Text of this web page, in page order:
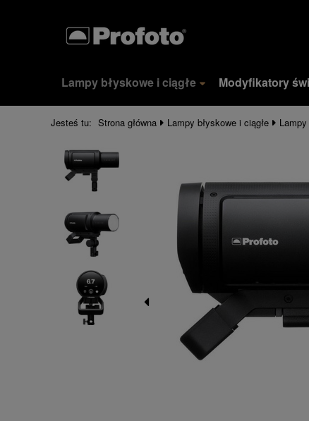
Lampy błyskowe i ciągłe Modyfikatory
Jesteś tu: Strona główna Lampy błyskowe i ciągłe